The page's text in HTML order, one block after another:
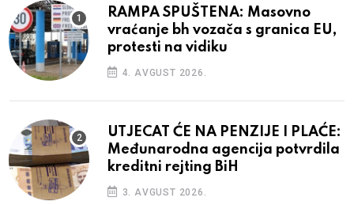
RAMPA SPUŠTENA: Masovno
vraćanje bh vozača s granica EU,
protesti na vidiku
4. AVGUST 2026.
UTJECAT ĆE NA PENZIJE I PLAĆE:
Međunarodna agencija potvrdila
kreditni rejting BiH
3. AVGUST 2026.